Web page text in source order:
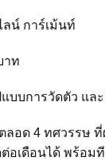
น์ การ์เม้นท์
าท
บบการวัดตัว แล
ด 4 ทศวรรษ ที่
อเดือนได้ พร้อ